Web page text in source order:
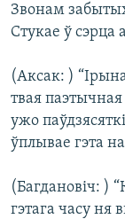
Звонам
Стукае ў сэрца
(Аксак: )
твая
ужо
ўплывае гэта
(Багдановіч: )
гэтага часу